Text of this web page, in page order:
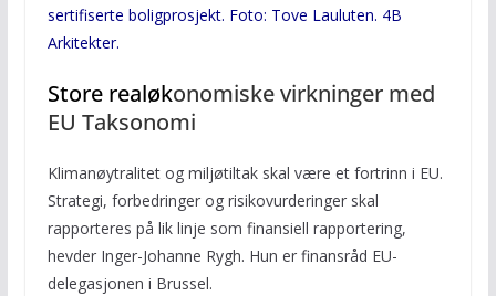
sertifiserte boligprosjekt. Foto: Tove Lauluten. 4B
Arkitekter.
Store realøkonomiske virkninger med
EU Taksonomi
Klimanøytralitet og miljøtiltak skal være et fortrinn i EU.
Strategi, forbedringer og risikovurderinger skal
rapporteres på lik linje som finansiell rapportering,
hevder Inger-Johanne Rygh. Hun er finansråd EU-
delegasjonen i Brussel.